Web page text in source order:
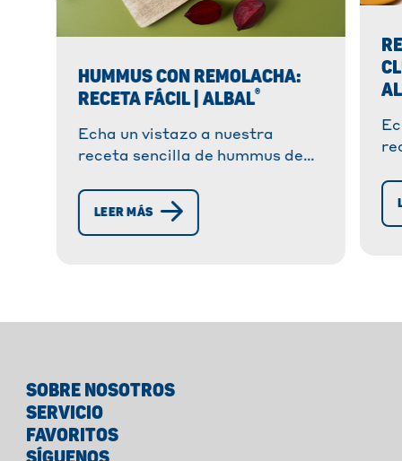
HUMMUS CON REMOLACHA:
RECETA FÁCIL | ALBAL®
Echa un vistazo a nuestra
receta sencilla de hummus de
perfecto para acompañar pita,
baguette o focaccia. ¡Sabor
LEER MÁS
SOBRE NOSOTROS
SERVICIO
FAVORITOS